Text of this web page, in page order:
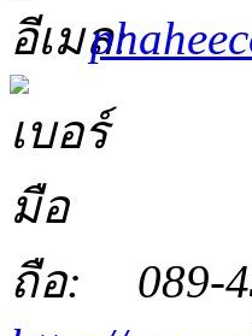
089-